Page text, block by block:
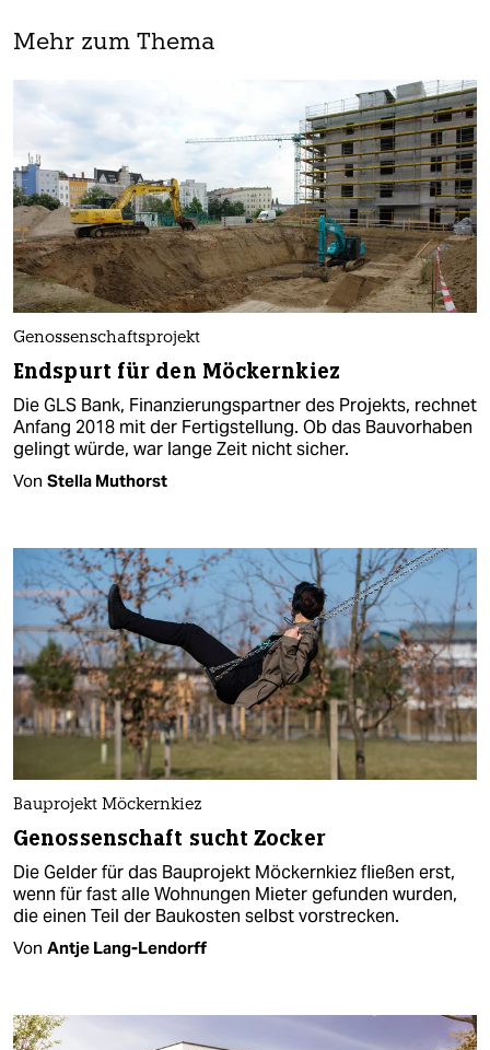
Mehr zum Thema
Genossenschaftsprojekt
Endspurt für den Möckernkiez
Die GLS Bank, Finanzierungspartner des Projekts, rechnet
Anfang 2018 mit der Fertigstellung. Ob das Bauvorhaben
gelingt würde, war lange Zeit nicht sicher.
Von Stella Muthorst
Bauprojekt Möckernkiez
Genossenschaft sucht Zocker
Die Gelder für das Bauprojekt Möckernkiez fließen erst,
wenn für fast alle Wohnungen Mieter gefunden wurden,
die einen Teil der Baukosten selbst vorstrecken.
Von Antje Lang-Lendorff